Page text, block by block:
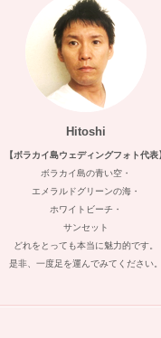
Hitoshi
【ボラカイ島ウェディングフォト代表
ボラカイ島の青い空・
エメラルドグリーンの海・
ホワイトビーチ・
サンセット
どれをとっても本当に魅力的です。
是非、一度足を運んでみてください。